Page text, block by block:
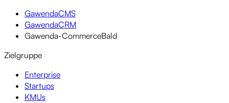
GawendaCMS
GawendaCRM
Gawenda-CommerceBald
Zielgruppe
Enterprise
Startups
KMUs